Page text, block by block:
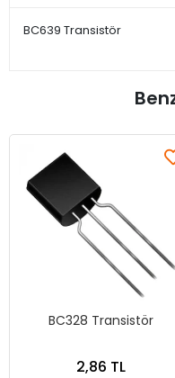
BC639 Transistör
BC328 Transistör
2,86 TL